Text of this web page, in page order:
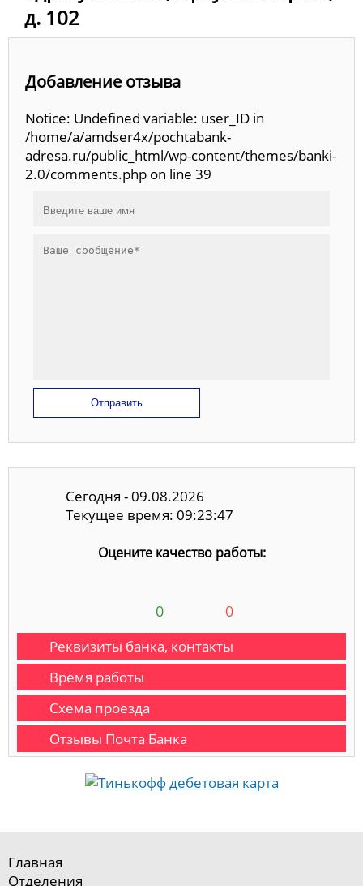
д. 102
Добавление отзыва
Notice: Undefined variable: user_ID in
/home/a/amdser4x/pochtabank-
adresa.ru/public_html/wp-content/themes/banki-
2.0/comments.php on line 39
Отправить
Сегодня - 09.08.2026
Текущее время: 09:23:48
Оцените качество работы:
0 0
Реквизиты банка, контакты
Время работы
Схема проезда
Отзывы Почта Банка
Главная
Отделения